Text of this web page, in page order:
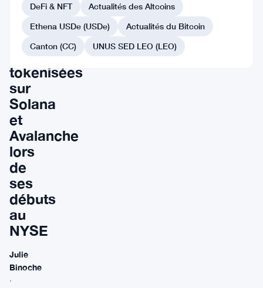
Securitize
inscrit
des
tokenisées
sur
Solana
et
Avalanche
lors
de
ses
débuts
au
NYSE
Julie
Binoche
·
DeFi & NFT
Actualités des Altcoins
Ethena USDe (USDe)
Actualités du Bitcoin
Canton (CC)
UNUS SED LEO (LEO)